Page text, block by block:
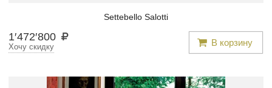
Settebello Salotti
1′472′800 В корзину
Хочу скидку